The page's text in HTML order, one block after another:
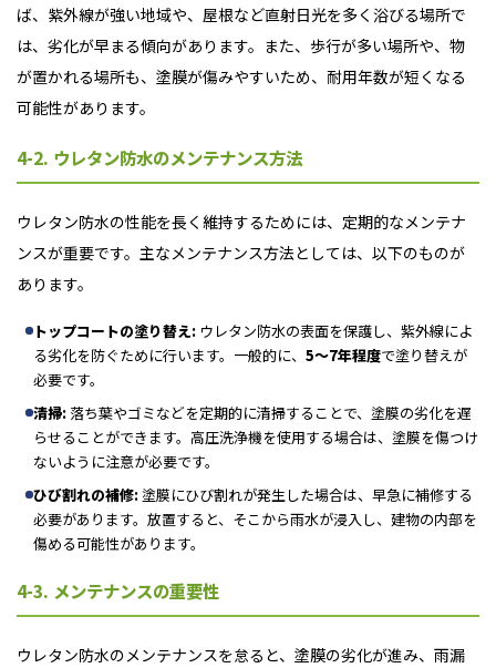
ば、紫外線が強い地域や、屋根など直射日光を多く浴びる場所で
は、劣化が早まる傾向があります。また、歩行が多い場所や、 物
が置かれる場所も、塗膜が傷みやすいため、耐用年数が短くなる
可能性があります。
4-2. ウレタン防水のメンテナンス方法
ウレタン防水の性能を長く維持するためには、定期的なメンテナ
ンスが重要です。主なメンテナンス方法としては、以下のものが
あります。
トップコートの塗り替え: ウレタン防水の表面を保護し、紫外線によ
る劣化を防ぐために行います。一般的に、 5～7年程度で塗り替えが
必要です。
清掃: 落ち葉やゴミなどを定期的に清掃することで、塗膜の劣化を遅
らせることができます。高圧洗浄機を使用する場合は、塗膜を傷つけ
ないように注意が必要です。
ひび割れの補修:塗膜にひび割れが発生した場合は、早急に補修する
必要があります。放置すると、そこから雨水が浸入し、建物の内部を
傷める可能性があります。
4-3. メンテナンスの重要性
ウレタン防水のメンテナンスを怠ると、塗膜の劣化が進み、雨漏